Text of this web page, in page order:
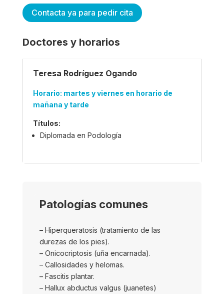
Contacta ya para pedir cita
Doctores y horarios
Teresa Rodríguez Ogando
Horario: martes y viernes en horario de
mañana y tarde
Títulos:
Diplomada en Podología
Patologías comunes
– Hiperqueratosis (tratamiento de las
durezas de los pies).
– Onicocriptosis (uña encarnada).
– Callosidades y helomas.
– Fascitis plantar.
– Hallux abductus valgus (juanetes)